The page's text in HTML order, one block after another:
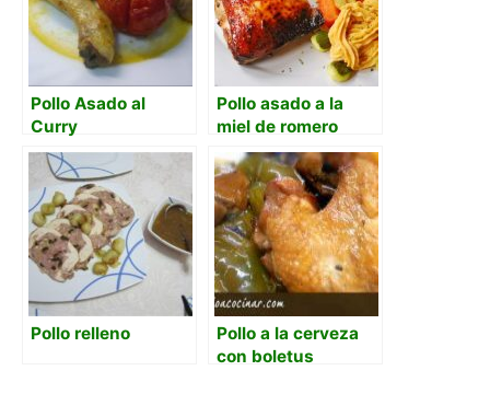
Pollo Asado al
Curry
Pollo asado a la
miel de romero
Pollo relleno
Pollo a la cerveza
con boletus